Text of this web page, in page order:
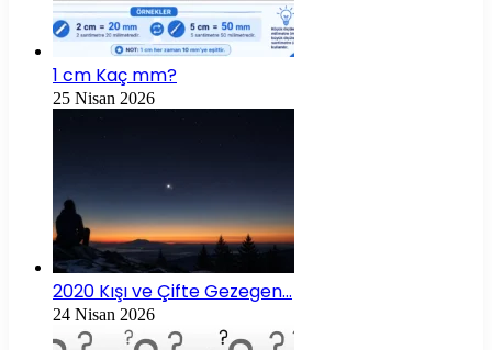
1 cm Kaç mm?
25 Nisan 2026
2020 Kışı ve Çifte Gezegen…
24 Nisan 2026